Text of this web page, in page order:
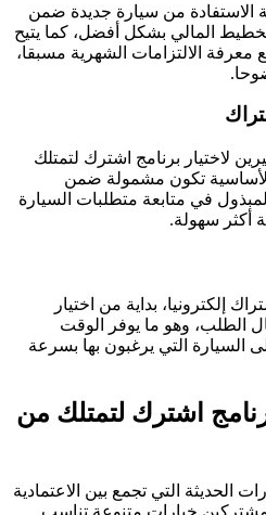
الاستفادة من سيارة جديدة ضمن
المالي بشكل أفضل، كما يتيح
معرفة الالتزامات الشهرية مسبقا،
لاختيار برنامج اشترك لتمتلك
تكون مشمولة ضمن
في متابعة متطلبات السيارة
أكثر سهولة.
إلكترونيا، بداية من اختيار
الطلب، وهو ما يوفر الوقت
السيارة التي يرغبون بها بسرعة
اشترك لتمتلك من
الحديثة التي تجمع بين الاعتمادية